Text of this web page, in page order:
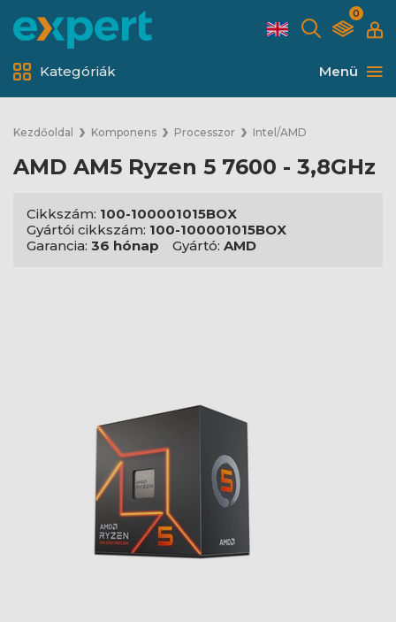
0
Menü
Kategóriák
Kezdőoldal Komponens Processzor Intel/AMD
AMD AM5 Ryzen 5 7600 - 3,8GHz
Cikkszám: 100-100001015BOX
Gyártói cikkszám: 100-100001015BOX
Garancia: 36 hónap Gyártó: AMD